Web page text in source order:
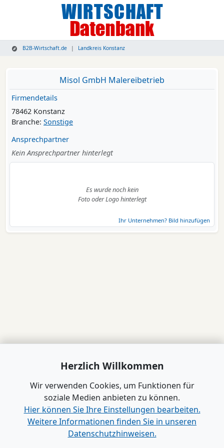
B2B-Wirtschaft.de Landkreis Konstanz
Misol GmbH Malereibetrieb
Firmendetails
78462 Konstanz
Branche: Sonstige
Ansprechpartner
Kein Ansprechpartner hinterlegt
Es wurde noch kein
Foto oder Logo hinterlegt
Ihr Unternehmen? Bild hinzufügen
Herzlich Willkommen
Wir verwenden Cookies, um Funktionen für
soziale Medien anbieten zu können.
Hier können Sie Ihre Einstellungen bearbeiten.
Weitere Informationen finden Sie in unseren
Datenschutzhinweisen.